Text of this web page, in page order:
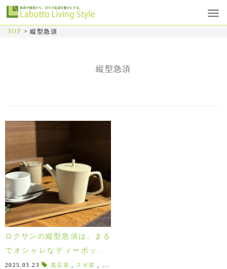
TOP >縦型急須
縦型急須
ロクサンの縦型急須は、まる
でオシャレなティーポット♪
様々なインテリアに合わせや
2025.03.23 黒豆茶 スギ茶